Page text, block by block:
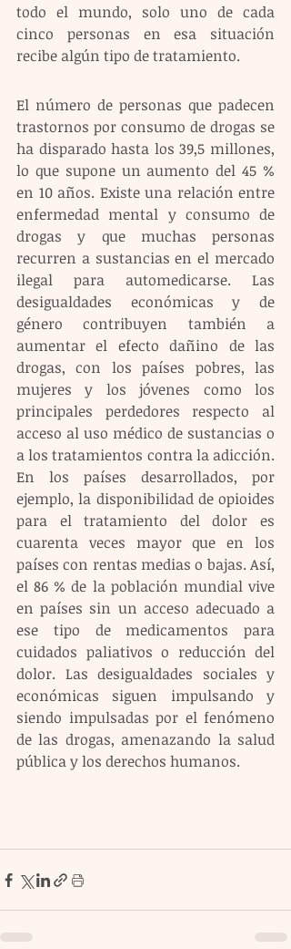
todo el mundo, solo uno de cada
cinco personas en esa situación
recibe algún tipo de tratamiento.
El número de personas que padecen
trastornos por consumo de drogas se
ha disparado hasta los 39,5 millones,
lo que supone un aumento del 45 %
en 10 años. Existe una relación entre
enfermedad mental y consumo de
drogas y que muchas personas
recurren a sustancias en el mercado
ilegal para automedicarse. Las
desigualdades económicas y de
género contribuyen también a
aumentar el efecto dañino de las
drogas, con los países pobres, las
mujeres y los jóvenes como los
principales perdedores respecto al
acceso al uso médico de sustancias o
a los tratamientos contra la adicción.
En los países desarrollados, por
ejemplo, la disponibilidad de opioides
para el tratamiento del dolor es
cuarenta veces mayor que en los
países con rentas medias o bajas. Así,
el 86 % de la población mundial vive
en países sin un acceso adecuado a
ese tipo de medicamentos para
cuidados paliativos o reducción del
dolor. Las desigualdades sociales y
económicas siguen impulsando y
siendo impulsadas por el fenómeno
de las drogas, amenazando la salud
pública y los derechos humanos.